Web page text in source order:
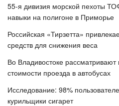
55-я дивизия морской пехоты
навыки на полигоне в Приморье
Российская «Тирзетта»
средств для снижения веса
Во Владивостоке
стоимости проезда в автобусах
Исследование: 98%
курильщики сигарет